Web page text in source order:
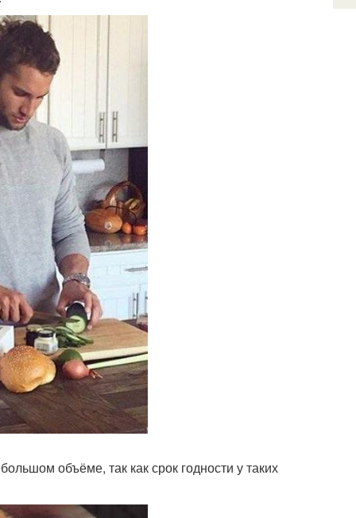
объёме, так как срок годности у таких